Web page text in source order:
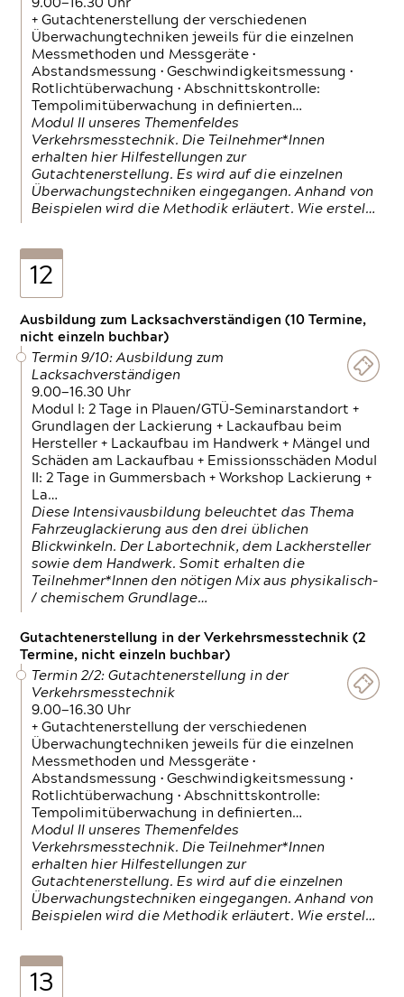
9.00—16.30 Uhr
+ Gutachtenerstellung der verschiedenen
Überwachungtechniken jeweils für die einzelnen
Messmethoden und Messgeräte •
Abstandsmessung • Geschwindigkeitsmessung •
Rotlichtüberwachung • Abschnittskontrolle:
Tempolimitüberwachung in definierten…
Modul II unseres Themenfeldes
Verkehrsmesstechnik. Die Teilnehmer*Innen
erhalten hier Hilfestellungen zur
Gutachtenerstellung. Es wird auf die einzelnen
Überwachungstechniken eingegangen. Anhand von
Beispielen wird die Methodik erläutert. Wie erstel…
12
Ausbildung zum Lacksachverständigen (10 Termine,
nicht einzeln buchbar)
Termin 9/10: Ausbildung zum
Lacksachverständigen
9.00—16.30 Uhr
Modul I: 2 Tage in Plauen/GTÜ-Seminarstandort +
Grundlagen der Lackierung + Lackaufbau beim
Hersteller + Lackaufbau im Handwerk + Mängel und
Schäden am Lackaufbau + Emissionsschäden Modul
II: 2 Tage in Gummersbach + Workshop Lackierung +
La…
Diese Intensivausbildung beleuchtet das Thema
Fahrzeuglackierung aus den drei üblichen
Blickwinkeln. Der Labortechnik, dem Lackhersteller
sowie dem Handwerk. Somit erhalten die
Teilnehmer*Innen den nötigen Mix aus physikalisch-
/ chemischem Grundlage…
Gutachtenerstellung in der Verkehrsmesstechnik (2
Termine, nicht einzeln buchbar)
Termin 2/2: Gutachtenerstellung in der
Verkehrsmesstechnik
9.00—16.30 Uhr
+ Gutachtenerstellung der verschiedenen
Überwachungtechniken jeweils für die einzelnen
Messmethoden und Messgeräte •
Abstandsmessung • Geschwindigkeitsmessung •
Rotlichtüberwachung • Abschnittskontrolle:
Tempolimitüberwachung in definierten…
Modul II unseres Themenfeldes
Verkehrsmesstechnik. Die Teilnehmer*Innen
erhalten hier Hilfestellungen zur
Gutachtenerstellung. Es wird auf die einzelnen
Überwachungstechniken eingegangen. Anhand von
Beispielen wird die Methodik erläutert. Wie erstel…
13